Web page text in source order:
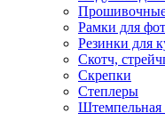
Рамки для
Резинки для
Скотч,
Скрепки
Степлеры
Штемпельная